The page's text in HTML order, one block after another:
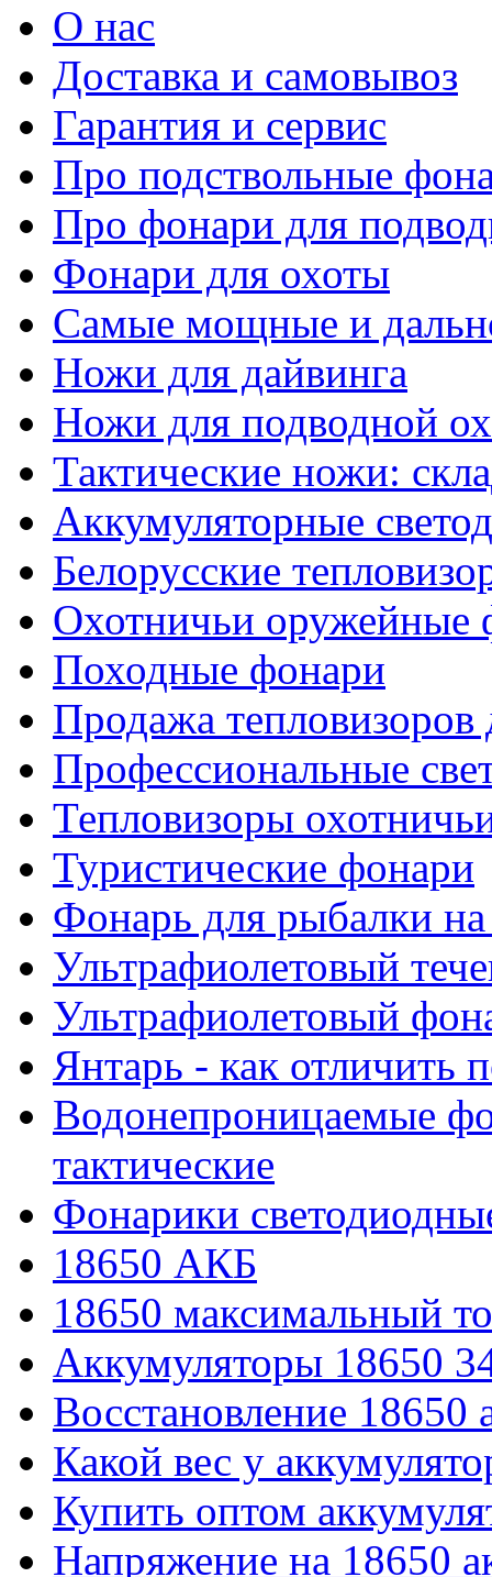
О нас
Доставка и самовывоз
Гарантия и сервис
Про подствольные
Про фонари для
Фонари для охоты
Самые мощные и
Ножи для дайвинга
Ножи для подводной
Тактические ножи:
Аккумуляторные
Белорусские
Охотничьи оружейные
Походные фонари
Продажа тепловизоров
Профессиональные
Тепловизоры
Туристические фонари
Фонарь для рыбалки на
Ультрафиолетовый
Ультрафиолетовый
Янтарь - как отличить
Водонепроницаемые
тактические
Фонарики
18650 АКБ
18650 максимальный
Аккумуляторы 18650
Восстановление 18650
Какой вес у
Купить оптом
Напряжение на 18650